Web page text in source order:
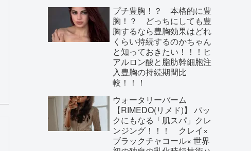
プチ豊胸！？ 本格的に豊
胸！？ どっちにしても豊
胸するなら豊胸効果はどれ
くらい持続するのかちゃん
と知っておきたい！！！ヒ
アルロン酸と脂肪幹細胞注
入豊胸の持続期間比
較！！！
ウォータリーバーム
【RIMEDO(リメド)】 パッ
クにもなる「肌スパ」クレ
ンジング！！！ クレイ×
ブラックチャコール× 世界